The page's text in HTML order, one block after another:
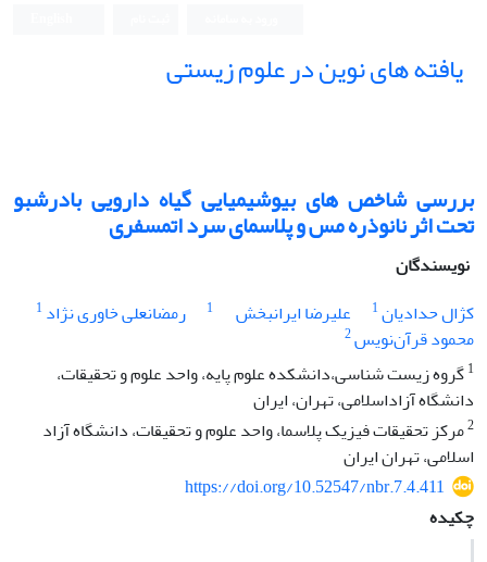
یافته های نوین در علوم زیستی
بررسی شاخص های بیوشیمیایی گیاه دارویی بادرشبو
تحت اثر نانوذره مس و پلاسمای سرد اتمسفری
نویسندگان
کژال حدادیان1 علیرضا ایرانبخش 1 رمضانعلی خاوری نژاد 1
محمود قرآن‌نویس2
1گروه زیست شناسی،دانشکده علوم پایه، واحد علوم و تحقیقات،
دانشگاه آزاداسلامی، تهران، ایران
2مرکز تحقیقات فیزیک پلاسما، واحد علوم و تحقیقات، دانشگاه آزاد
اسلامی، تهران ایران
https://doi.org/10.52547/nbr.7.4.411
چکیده